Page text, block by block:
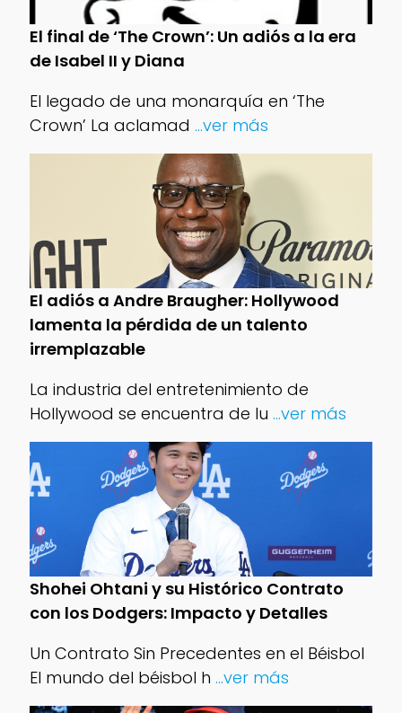
El final de ‘The Crown’: Un adiós a la era
de Isabel II y Diana
El legado de una monarquía en ‘The
Crown’ La aclamad ...ver más
El adiós a Andre Braugher: Hollywood
lamenta la pérdida de un talento
irremplazable
La industria del entretenimiento de
Hollywood se encuentra de lu ...ver más
Shohei Ohtani y su Histórico Contrato
con los Dodgers: Impacto y Detalles
Un Contrato Sin Precedentes en el Béisbol
El mundo del béisbol h ...ver más